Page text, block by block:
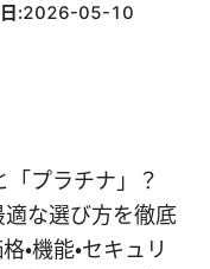
:2026-05-10
プラチナ」？
な選び方を徹底
機能・セキュリ